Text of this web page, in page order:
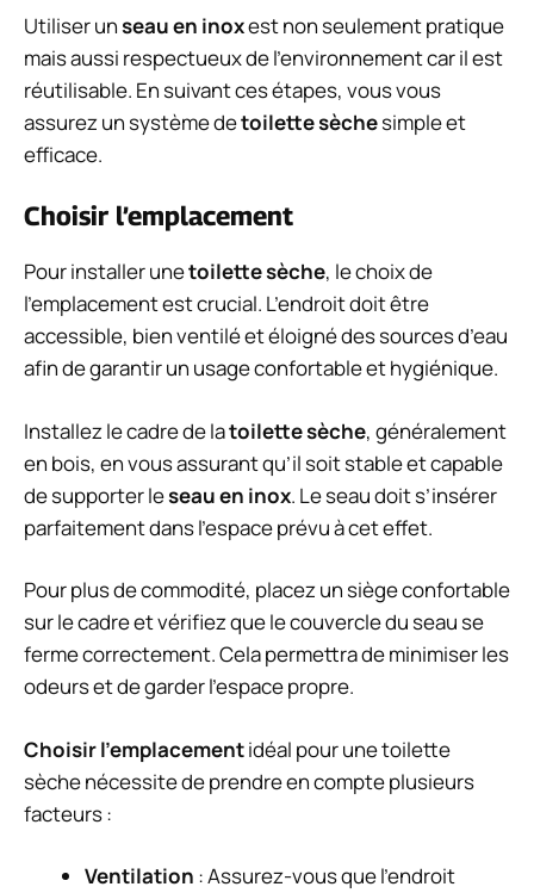
Utiliser unseau en inoxest non seulement pratique
mais aussi respectueux de l’environnement car il est
réutilisable. En suivant ces étapes, vous vous
assurez un système detoilette sèchesimple et
efficace.
Choisir l’emplacement
Pour installer unetoilette sèche, le choix de
l’emplacement est crucial. L’endroit doit être
accessible, bien ventilé et éloigné des sources d’eau
afin de garantir un usage confortable et hygiénique.
Installez le cadre de latoilette sèche, généralement
en bois, en vous assurant qu’il soit stable et capable
de supporter leseau en inox. Le seau doit s’insérer
parfaitement dans l’espace prévu à cet effet.
Pour plus de commodité, placez un siège confortable
sur le cadre et vérifiez que le couvercle du seau se
ferme correctement. Cela permettra de minimiser les
odeurs et de garder l’espace propre.
Choisir l’emplacementidéal pour une toilette
sèche nécessite de prendre en compte plusieurs
facteurs :
Ventilation : Assurez-vous que l’endroit